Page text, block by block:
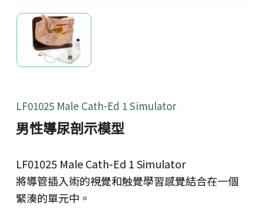
LF01025 Male Cath-Ed 1 Simulator
男性導尿剖示模型
LF01025 Male Cath-Ed 1 Simulator
將導管插入術的視覺和触覺學習感覺結合在一個
緊湊的單元中。